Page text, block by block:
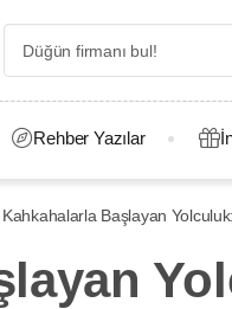
Rehber Yazılar
Kahkahalarla Başlayan